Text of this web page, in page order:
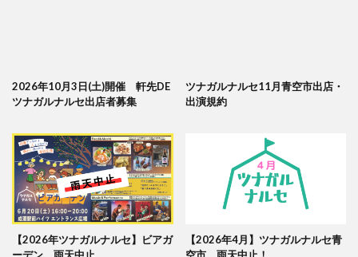
2026年10月3日(土)開催 軒先DE
ツナガルナルセ出店者募集
ツナガルナルセ11月青空市出店・
出演規約
【2026年ツナガルナルセ】ビアガ
ーデン 雨天中止
【2026年4月】ツナガルナルセ青
空市 雨天中止！